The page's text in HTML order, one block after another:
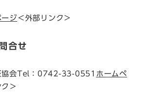
ジ ＜外部リンク＞
合せ
協会Tel：0742-33-0551 ホームペ
＞